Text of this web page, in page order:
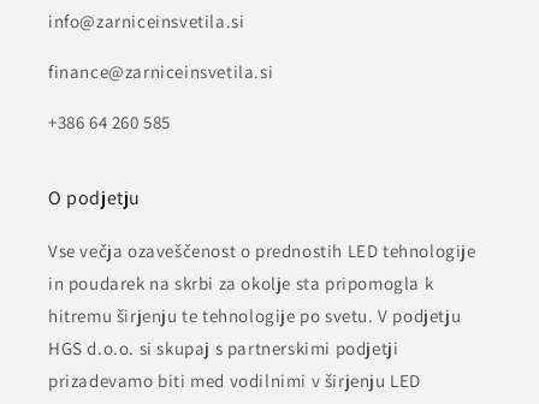
info@zarniceinsvetila.si
finance@zarniceinsvetila.si
+386 64 260 585
O podjetju
Vse večja ozaveščenost o prednostih LED tehnologije
in poudarek na skrbi za okolje sta pripomogla k
hitremu širjenju te tehnologije po svetu. V podjetju
HGS d.o.o. si skupaj s partnerskimi podjetji
prizadevamo biti med vodilnimi v širjenju LED